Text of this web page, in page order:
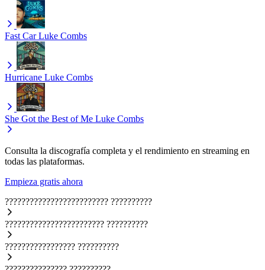
Fast Car Luke Combs
Hurricane Luke Combs
She Got the Best of Me Luke Combs
Consulta la discografía completa y el rendimiento en streaming en
todas las plataformas.
Empieza gratis ahora
????????????????????????? ??????????
???????????????????????? ??????????
????????????????? ??????????